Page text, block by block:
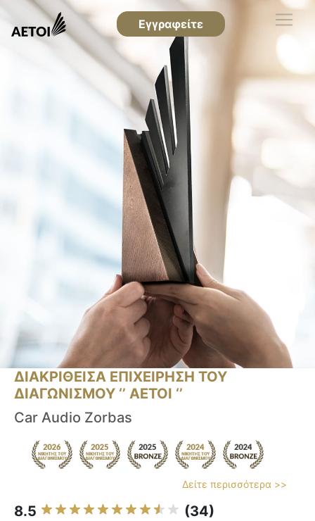
Εγγραφείτε
ΔΙΑΚΡΙΘΕΙΣΑ ΕΠΙΧΕΙΡΗΣΗ ΤΟΥ
ΔΙΑΓΩΝΙΣΜΟΥ ‘’ ΑΕΤΟΙ ‘’
Car Audio Zorbas
Δείτε περισσότερα >>
8.5 (34)